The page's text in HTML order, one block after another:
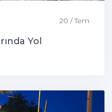
20 / Tem
Yol